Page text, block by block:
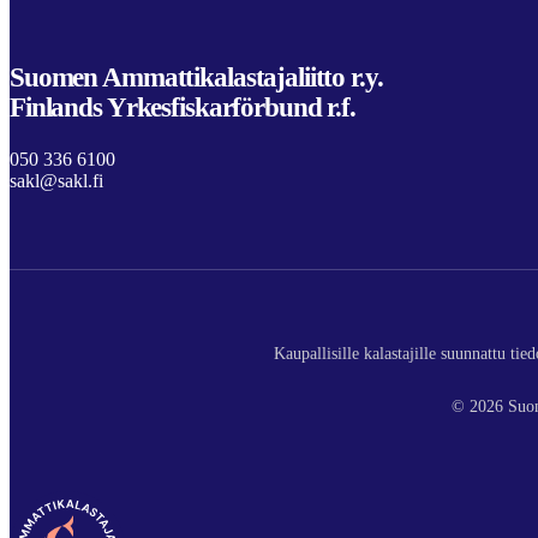
Suomen Ammattikalastajaliitto r.y.
Finlands Yrkesfiskarförbund r.f.
050 336 6100
sakl@sakl.fi
Kaupallisille kalastajille suunnattu
© 2026